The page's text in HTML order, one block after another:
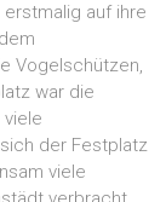
auf ihre
Vogelschützen,
war die
der Festplatz
viele